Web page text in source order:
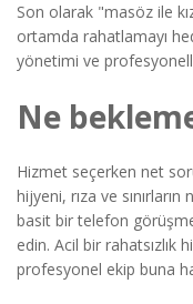
Son olarak "masöz ile
ortamda rahatlamayı
yönetimi ve
Ne
Hizmet seçerken net
hijyeni, rıza ve
basit bir telefon
edin. Acil bir rahatsızlık
profesyonel ekip buna